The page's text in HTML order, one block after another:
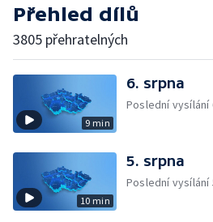
Přehled dílů
3805 přehratelných
9 min
6. srpna
Poslední vysílání
10 min
5. srpna
Poslední vysílání